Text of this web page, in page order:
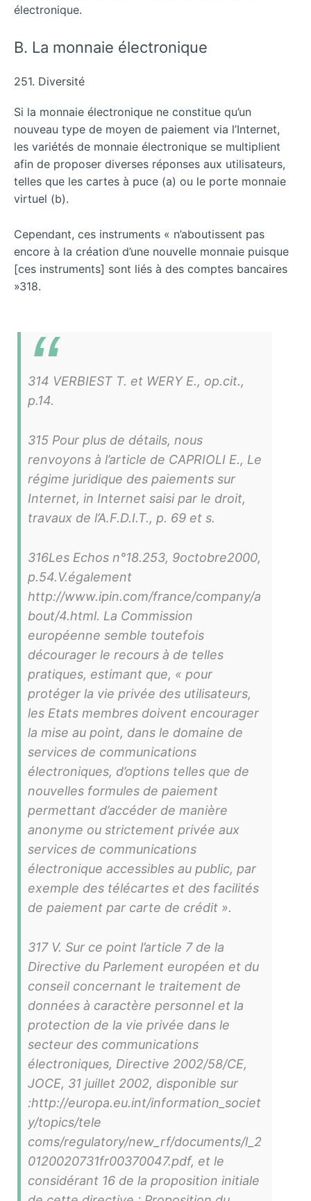
électronique.
B. La monnaie électronique
251. Diversité
Si la monnaie électronique ne constitue qu’un
nouveau type de moyen de paiement via l’Internet,
les variétés de monnaie électronique se multiplient
afin de proposer diverses réponses aux utilisateurs,
telles que les cartes à puce (a) ou le porte monnaie
virtuel (b).
Cependant, ces instruments « n’aboutissent pas
encore à la création d’une nouvelle monnaie puisque
[ces instruments] sont liés à des comptes bancaires
»318.
314 VERBIEST T. et WERY E., op.cit.,
p.14.
315 Pour plus de détails, nous
renvoyons à l’article de CAPRIOLI E., Le
régime juridique des paiements sur
Internet, in Internet saisi par le droit,
travaux de l’A.F.D.I.T., p. 69 et s.
316Les Echos n°18.253, 9octobre2000,
p.54.V.également
http://www.ipin.com/france/company/a
bout/4.html. La Commission
européenne semble toutefois
décourager le recours à de telles
pratiques, estimant que, « pour
protéger la vie privée des utilisateurs,
les Etats membres doivent encourager
la mise au point, dans le domaine de
services de communications
électroniques, d’options telles que de
nouvelles formules de paiement
permettant d’accéder de manière
anonyme ou strictement privée aux
services de communications
électronique accessibles au public, par
exemple des télécartes et des facilités
de paiement par carte de crédit ».
317 V. Sur ce point l’article 7 de la
Directive du Parlement européen et du
conseil concernant le traitement de
données à caractère personnel et la
protection de la vie privée dans le
secteur des communications
électroniques, Directive 2002/58/CE,
JOCE, 31 juillet 2002, disponible sur
:http://europa.eu.int/information_societ
y/topics/tele
coms/regulatory/new_rf/documents/l_2
0120020731fr00370047.pdf, et le
considérant 16 de la proposition initiale